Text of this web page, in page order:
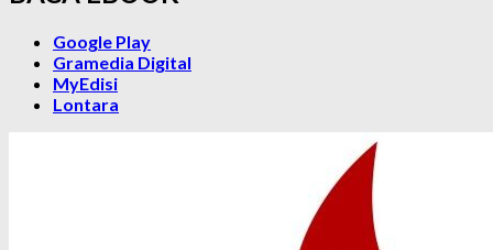
Google Play
Gramedia Digital
MyEdisi
Lontara